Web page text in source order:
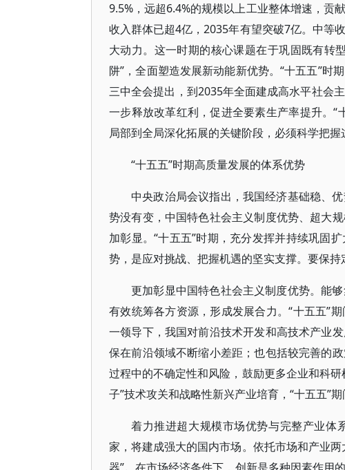
9.5%，远超6.4%的规模以上工业整体增速，贡
收入群体已超4亿，2035年有望突破7亿。中等
大动力。这一时期的核心课题在于巩固既有转
阱”，全面塑造发展新动能新优势。“十五五”时
三中全会提出，到2035年全面建成高水平社会
一步释放改革红利，促进全要素生产率提升。
局部到全局深化拓展的关键阶段，必须科学把
“十五五”时期高质量发展的体系优势
中央政治局会议指出，我国经济基础稳、
势没有变，中国特色社会主义制度优势、超大
加彰显。“十五五”时期，充分发挥并持续巩固
势，是应对挑战、把握机遇的坚实支撑。要保
更加彰显中国特色社会主义制度优势。能
有效统筹各方资源，形成发展合力。“十五五”
一领导下，我国对前沿技术开发和高技术产业
保在前沿领域不断缩小差距；也包括较完善的
过程中的不确定性和风险，鼓励更多企业和科
子”技术攻关和战略性新兴产业培育，“十五五”
着力推进超大规模市场优势与完整产业体
家，将建成强大的国内市场。依托市场和产业